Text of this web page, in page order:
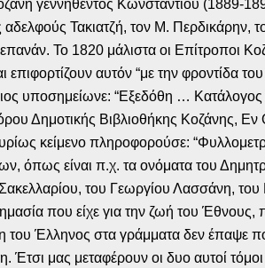
γεννηθέντος Κωνσταντίου (1889-
Τακιατζή, τον Μ.
Το 1820 μάλιστα οι Επίτροποι
αυτόν “με την φροντίδα
υποσημείωνε: “Εξεδόθη …
Δημοτικής Βιβλιοθήκης Κοζάνης,
κείμενο πληροφορούσε:
όπως είναι π.χ. τα ονόματα του
του Γεωργίου Λασσάνη,
που είχε για την ζωή του
Έλληνος στα γράμματα δεν έπαψε
Έτσι μας μεταφέρουν οι δυο αυτοί